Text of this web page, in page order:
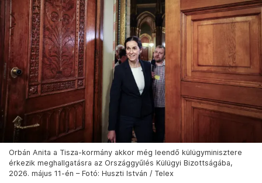
Orbán Anita a Tisza-kormány akkor még leendő külügyminisztere
érkezik meghallgatásra az Országgyűlés Külügyi Bizottságába,
2026. május 11-én – Fotó: Huszti István / Telex